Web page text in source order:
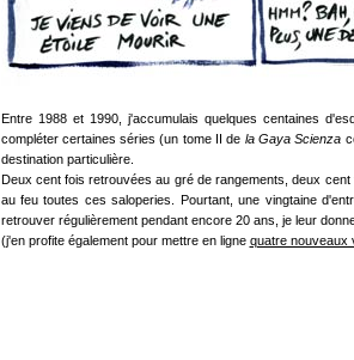
Entre 1988 et 1990, j'accumulais quelques centaines
compléter certaines séries (un tome II de la Gaya Scienza
destination particulière.
Deux cent fois retrouvées au gré de rangements, deux
au feu toutes ces saloperies. Pourtant, une vingtaine
retrouver régulièrement pendant encore 20 ans, je leur
(j'en profite également pour mettre en ligne quatre nouveaux